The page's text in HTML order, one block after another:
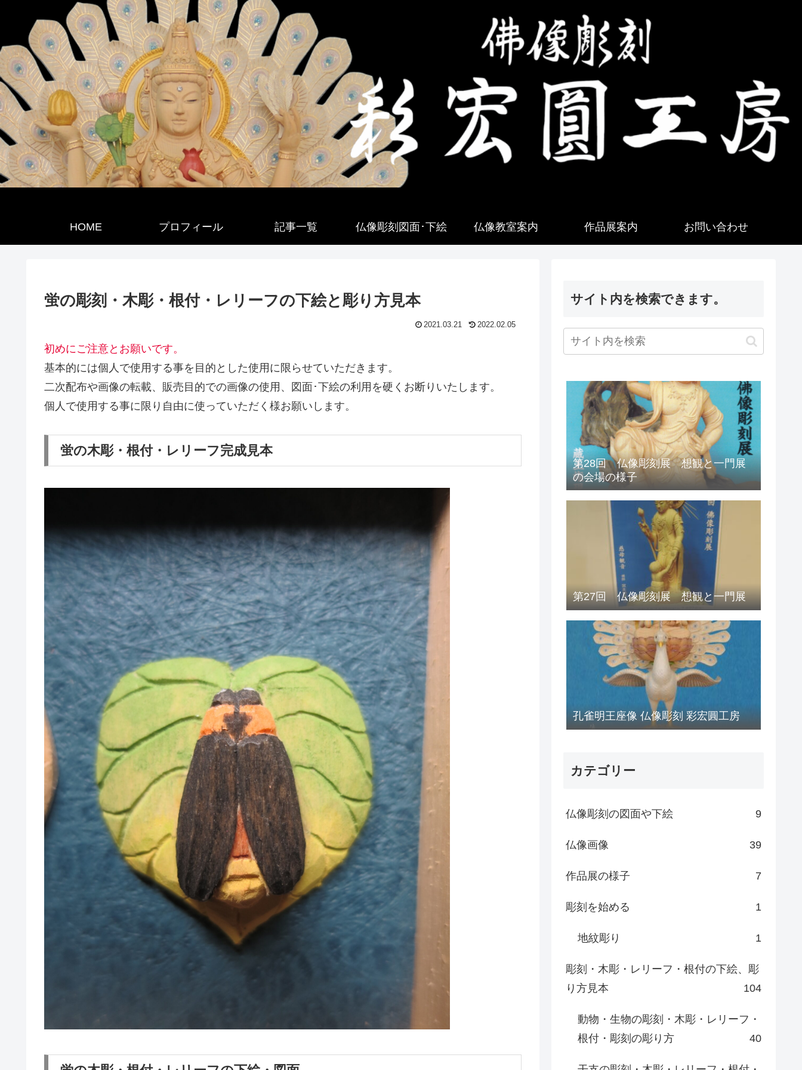
HOME プロフィール 記事一覧 仏像彫刻図面･下絵 仏像教室案内 作品展案内 お問い合わせ
蛍の彫刻・木彫・根付・レリーフの下絵と彫り方見本
2021.03.21 2022.02.05
初めにご注意とお願いです。
基本的には個人で使用する事を目的とした使用に限らせていただきます。
二次配布や画像の転載、販売目的での画像の使用、図面･下絵の利用を硬くお断りいたします。
個人で使用する事に限り自由に使っていただく様お願いします。
蛍の木彫・根付・レリーフ完成見本
サイト内を検索できます。
第28回 仏像彫刻展 想観と一門展
の会場の様子
第27回 仏像彫刻展 想観と一門展
孔雀明王座像 仏像彫刻 彩宏圓工房
カテゴリー
仏像彫刻の図面や下絵 9
仏像画像 39
作品展の様子 7
彫刻を始める 1
地紋彫り 1
彫刻・木彫・レリーフ・根付の下絵、彫
り方見本
104
動物・生物の彫刻・木彫・レリーフ・
根付・彫刻の彫り方
40